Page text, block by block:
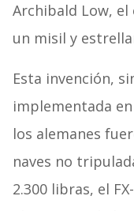
Archibald Low,
un misil y
Esta invención,
implementada
los alemanes
naves no
2.300 libras, el